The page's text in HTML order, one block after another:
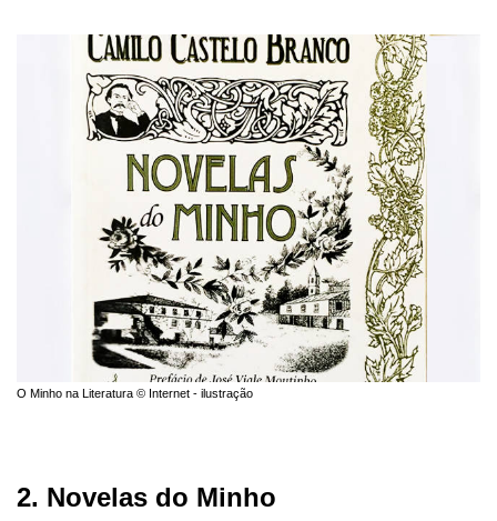
O Minho na Literatura © Internet - ilustração
2. Novelas do Minho